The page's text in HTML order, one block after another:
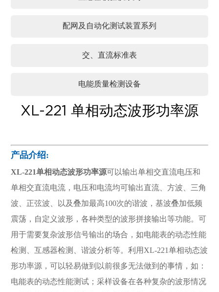
配网及自动化测试装置系列
交、直流标准表
电能质量检测设备
XL-221 单相动态波形功率源
产品介绍:
XL-221单相动态波形功率源可以输出单相交直流电压和
单相交直流电流，电压和电流均可输出直流、方波、三角
波、正弦波、以及叠加最高100次的谐波，基波叠加低频
震荡，自定义波形，各种类型的波形拼接输出等功能。可
用于需要复杂波形信号输出的场合，如电能表的动态性能
检测、互感器检测、谐波分析等。利用XL-221单相动态波
形功率源，可以轻易做到以前很多无法做到的事情，如：
电能表的动态性能测试；采样设备在各种复杂的波形情况